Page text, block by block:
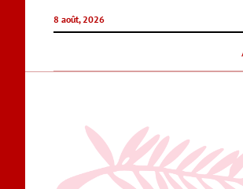
8 août, 2026